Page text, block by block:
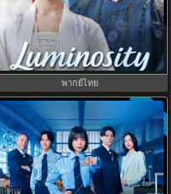
Luminosity Behind the Palace
บุปผาปฏิวัติ (2025) พากย์ไทย EP.1-
16
พากย์ไทย
ซับไทย